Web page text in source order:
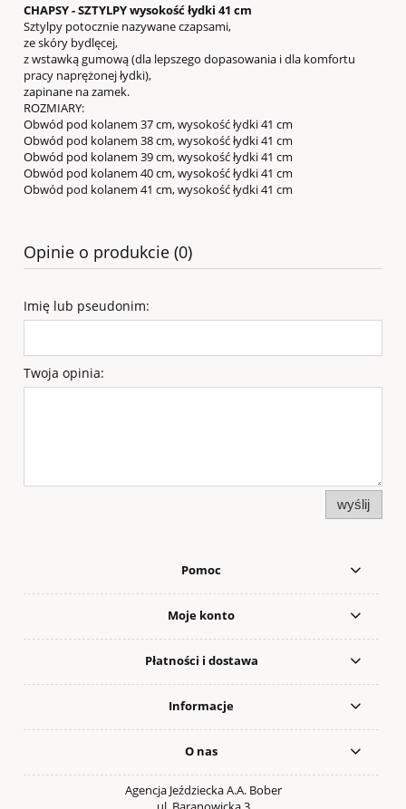
CHAPSY - SZTYLPY wysokość łydki 41 cm
Sztylpy potocznie nazywane czapsami,
ze skóry bydlęcej,
z wstawką gumową (dla lepszego dopasowania i dla komfortu
pracy naprężonej łydki),
zapinane na zamek.
ROZMIARY:
Obwód pod kolanem 37 cm, wysokość łydki 41 cm
Obwód pod kolanem 38 cm, wysokość łydki 41 cm
Obwód pod kolanem 39 cm, wysokość łydki 41 cm
Obwód pod kolanem 40 cm, wysokość łydki 41 cm
Obwód pod kolanem 41 cm, wysokość łydki 41 cm
Opinie o produkcie (0)
Imię lub pseudonim:
Twoja opinia:
wyślij
Pomoc
Moje konto
Płatności i dostawa
Informacje
O nas
Agencja Jeździecka A.A. Bober